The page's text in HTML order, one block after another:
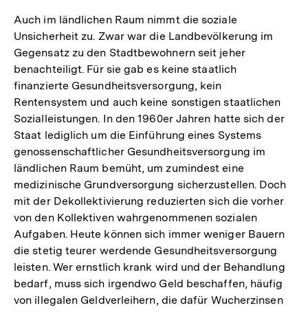
Auch im ländlichen Raum nimmt die soziale
Unsicherheit zu. Zwar war die Landbevölkerung im
Gegensatz zu den Stadtbewohnern seit jeher
benachteiligt. Für sie gab es keine staatlich
finanzierte Gesundheitsversorgung, kein
Rentensystem und auch keine sonstigen staatlichen
Sozialleistungen. In den 1960er Jahren hatte sich der
Staat lediglich um die Einführung eines Systems
genossenschaftlicher Gesundheitsversorgung im
ländlichen Raum bemüht, um zumindest eine
medizinische Grundversorgung sicherzustellen. Doch
mit der Dekollektivierung reduzierten sich die vorher
von den Kollektiven wahrgenommenen sozialen
Aufgaben. Heute können sich immer weniger Bauern
die stetig teurer werdende Gesundheitsversorgung
leisten. Wer ernstlich krank wird und der Behandlung
bedarf, muss sich irgendwo Geld beschaffen, häufig
von illegalen Geldverleihern, die dafür Wucherzinsen